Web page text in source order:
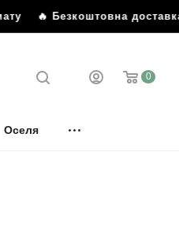
🔥 Безкоштовна доставка
0
Оселя